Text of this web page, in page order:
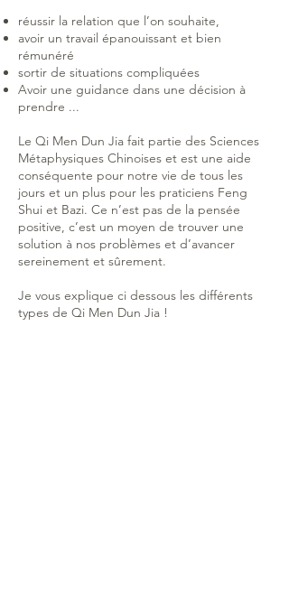
réussir la relation que l’on souhaite,
avoir un travail épanouissant et bien
rémunéré
sortir de situations compliquées
Avoir une guidance dans une décision à
prendre ...
Le Qi Men Dun Jia fait partie des Sciences
Métaphysiques Chinoises et est une aide
conséquente pour notre vie de tous les
jours et un plus pour les praticiens Feng
Shui et Bazi. Ce n’est pas de la pensée
positive, c’est un moyen de trouver une
solution à nos problèmes et d’avancer
sereinement et sûrement.
Je vous explique ci dessous les différents
types de Qi Men Dun Jia !